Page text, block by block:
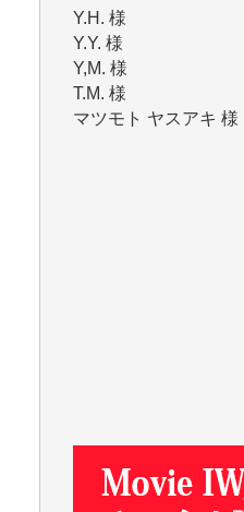
Y,M. 様
T.M. 様
マツモト ヤスアキ 様
マシオン 恵美香 様
岩井 祐子 様
T.K. 様
ASAKO TAKAESU 様
マシオン恵美香 様